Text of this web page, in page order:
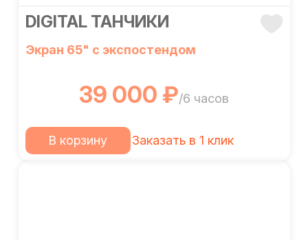
DIGITAL ТАНЧИКИ
Экран 65" с экспостендом
39 000 ₽/6 часов
В корзину Заказать в 1 клик